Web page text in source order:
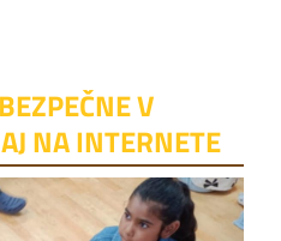
V
NA INTERNETE